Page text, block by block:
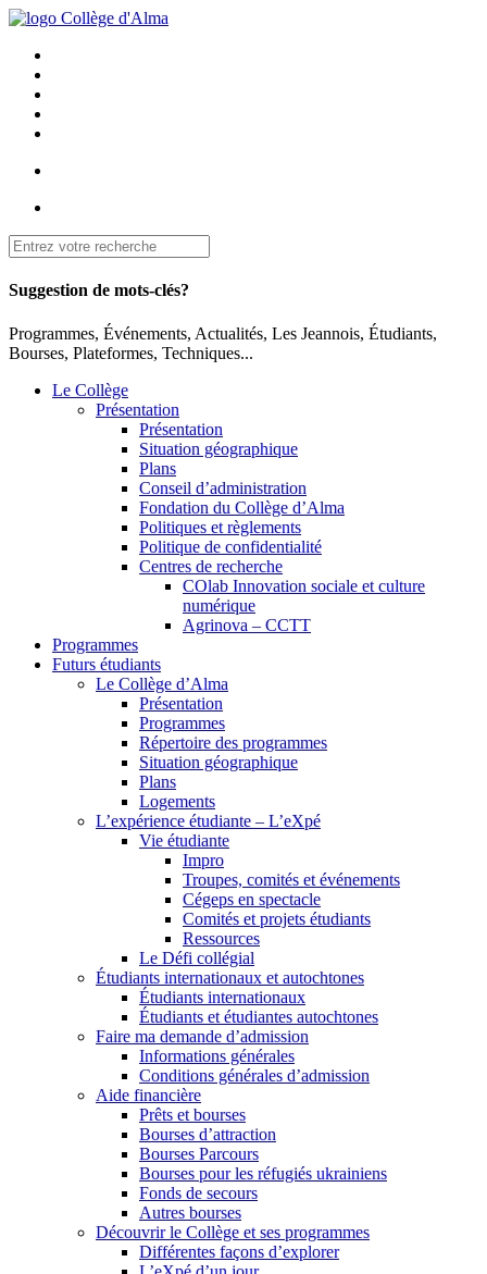
Suggestion de mots-clés?
Programmes, Événements, Actualités, Les Jeannois, Étudiants,
Bourses, Plateformes, Techniques...
Le Collège
Présentation
Présentation
Situation géographique
Plans
Conseil d’administration
Fondation du Collège d’Alma
Politiques et règlements
Politique de confidentialité
Centres de recherche
COlab Innovation sociale et culture
numérique
Agrinova – CCTT
Programmes
Futurs étudiants
Le Collège d’Alma
Présentation
Programmes
Répertoire des programmes
Situation géographique
Plans
Logements
L’expérience étudiante – L’eXpé
Vie étudiante
Impro
Troupes, comités et événements
Cégeps en spectacle
Comités et projets étudiants
Ressources
Le Défi collégial
Étudiants internationaux et autochtones
Étudiants internationaux
Étudiants et étudiantes autochtones
Faire ma demande d’admission
Informations générales
Conditions générales d’admission
Aide financière
Prêts et bourses
Bourses d’attraction
Bourses Parcours
Bourses pour les réfugiés ukrainiens
Fonds de secours
Autres bourses
Découvrir le Collège et ses programmes
Différentes façons d’explorer